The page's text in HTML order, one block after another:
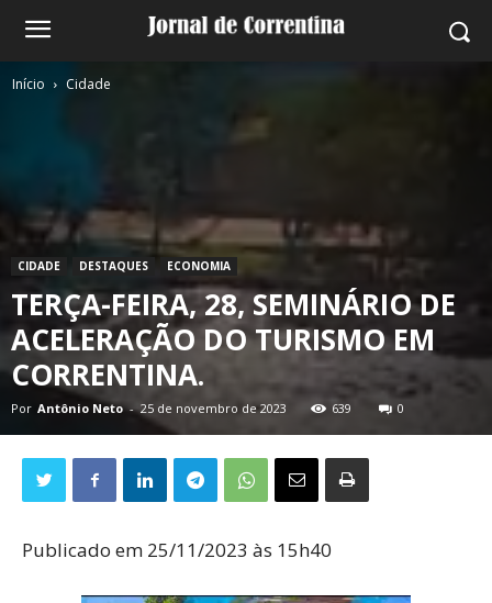
Início Cidade
CIDADE DESTAQUES ECONOMIA
TERÇA-FEIRA, 28, SEMINÁRIO DE
ACELERAÇÃO DO TURISMO EM
CORRENTINA.
Por Antônio Neto - 25 de novembro de 2023 639 0
Publicado em 25/11/2023 às 15h40